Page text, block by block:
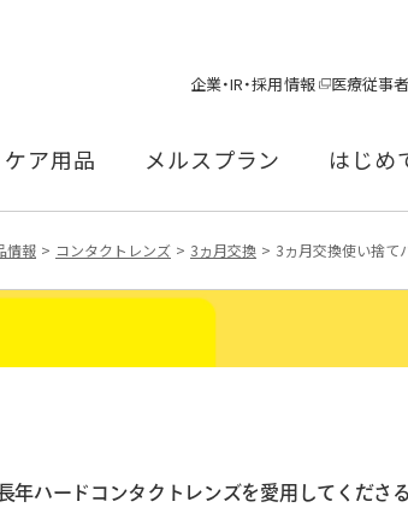
企業・IR・採用情報 医療従事
ケア用品 メルスプラン はじめ
情報 コンタクトレンズ 3ヵ月交換 3ヵ月交換使い捨
年ハードコンタクトレンズを愛用してくださ